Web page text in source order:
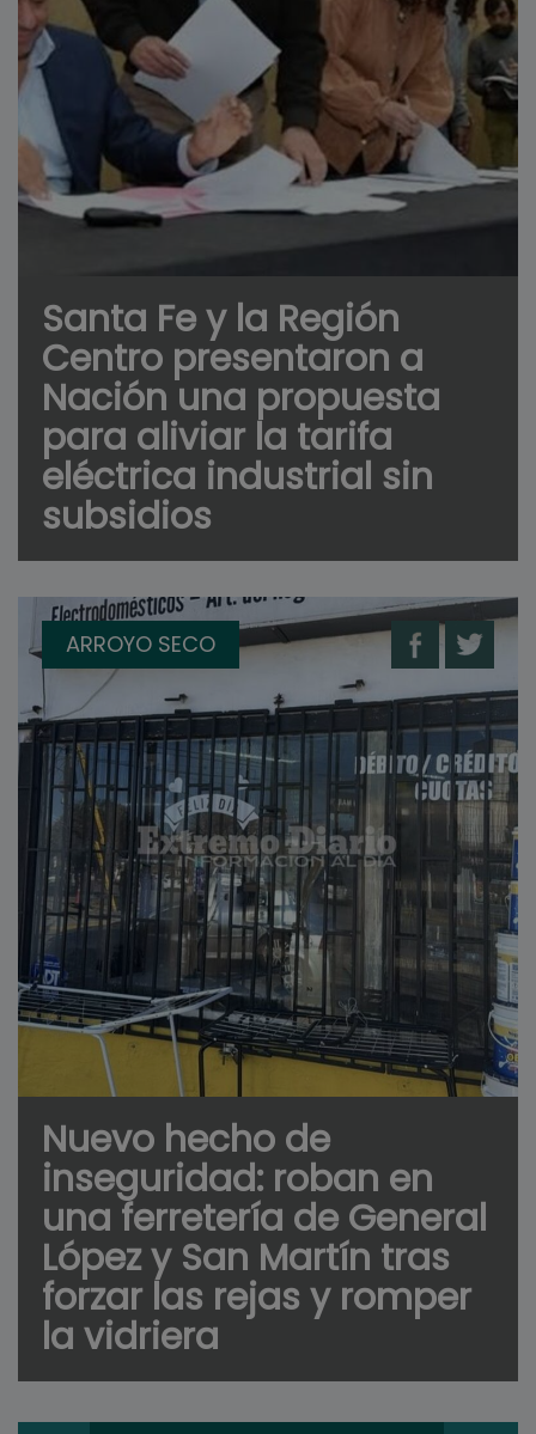
Santa Fe y la Región
Centro presentaron a
Nación una propuesta
para aliviar la tarifa
eléctrica industrial sin
subsidios
ARROYO SECO
Nuevo hecho de
inseguridad: roban en
una ferretería de General
López y San Martín tras
forzar las rejas y romper
la vidriera